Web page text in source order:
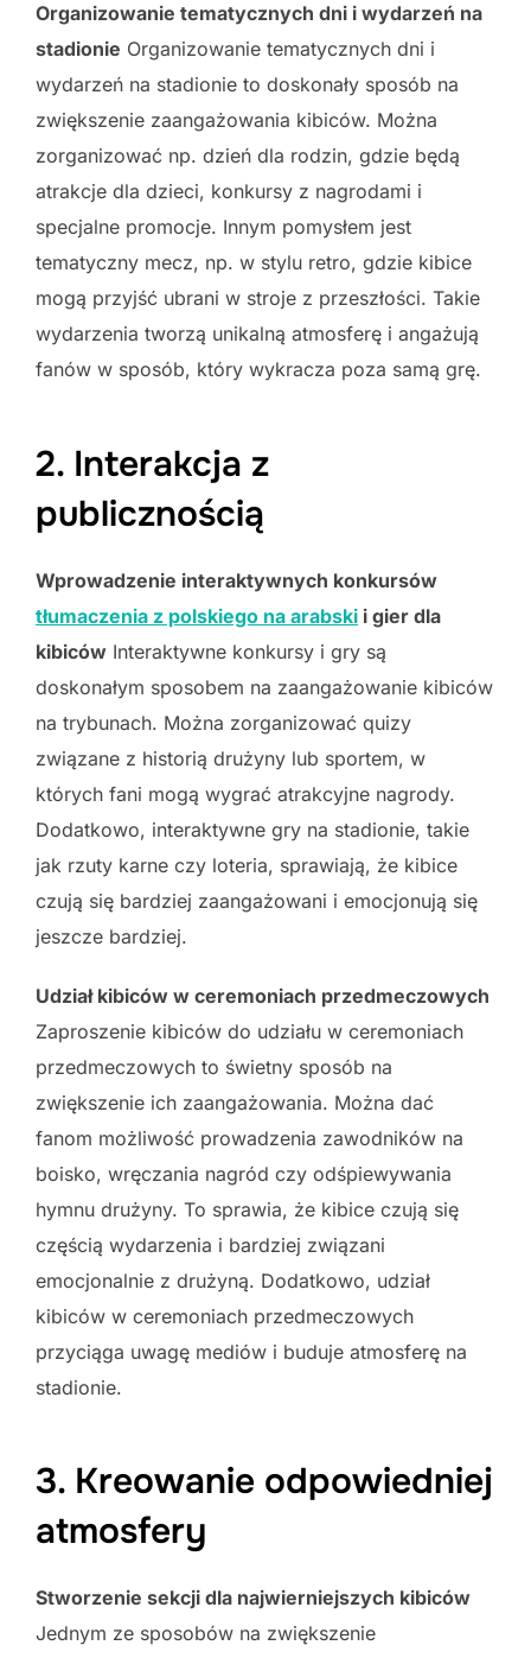
Organizowanie tematycznych dni i wydarzeń na
stadionie Organizowanie tematycznych dni i
wydarzeń na stadionie to doskonały sposób na
zwiększenie zaangażowania kibiców. Można
zorganizować np. dzień dla rodzin, gdzie będą
atrakcje dla dzieci, konkursy z nagrodami i
specjalne promocje. Innym pomysłem jest
tematyczny mecz, np. w stylu retro, gdzie kibice
mogą przyjść ubrani w stroje z przeszłości. Takie
wydarzenia tworzą unikalną atmosferę i angażują
fanów w sposób, który wykracza poza samą grę.
2. Interakcja z
publicznością
Wprowadzenie interaktywnych konkursów
tłumaczenia z polskiego na arabski i gier dla
kibiców Interaktywne konkursy i gry są
doskonałym sposobem na zaangażowanie kibiców
na trybunach. Można zorganizować quizy
związane z historią drużyny lub sportem, w
których fani mogą wygrać atrakcyjne nagrody.
Dodatkowo, interaktywne gry na stadionie, takie
jak rzuty karne czy loteria, sprawiają, że kibice
czują się bardziej zaangażowani i emocjonują się
jeszcze bardziej.
Udział kibiców w ceremoniach przedmeczowych
Zaproszenie kibiców do udziału w ceremoniach
przedmeczowych to świetny sposób na
zwiększenie ich zaangażowania. Można dać
fanom możliwość prowadzenia zawodników na
boisko, wręczania nagród czy odśpiewywania
hymnu drużyny. To sprawia, że kibice czują się
częścią wydarzenia i bardziej związani
emocjonalnie z drużyną. Dodatkowo, udział
kibiców w ceremoniach przedmeczowych
przyciąga uwagę mediów i buduje atmosferę na
stadionie.
3. Kreowanie odpowiedniej
atmosfery
Stworzenie sekcji dla najwierniejszych kibiców
Jednym ze sposobów na zwiększenie